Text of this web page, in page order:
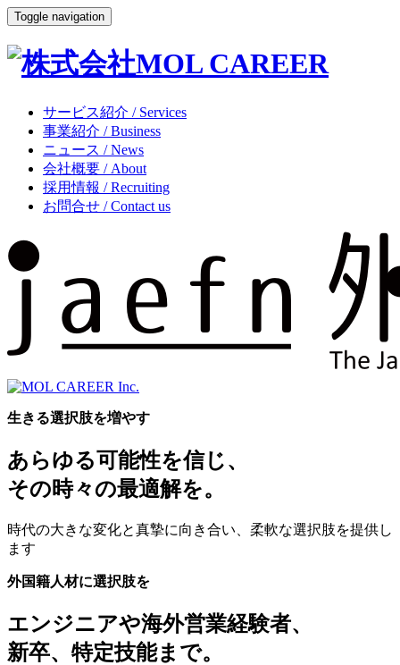
Toggle navigation
サービス紹介 / Services
事業紹介 / Business
ニュース / News
会社概要 / About
採用情報 / Recruiting
お問合せ / Contact us
生きる選択肢を増やす
あらゆる可能性を信じ、
その時々の最適解を。
時代の大きな変化と真摯に向き合い、柔軟な選択肢を提供し
ます
外国籍人材に選択肢を
エンジニアや海外営業経験者、
新卒、特定技能まで。